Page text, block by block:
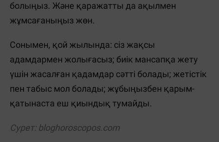
болыңыз. Және қаражатты да ақылмен
жұмсағаныңыз жөн.
Сонымен, қой жылында: сіз жақсы
адамдармен жолығасыз; биік мансапқа жету
үшін жасалған қадамдар сәтті болады; жетістік
пен табыс мол болады; жұбыңызбен қарым-
қатынаста еш қиындық тумайды.
Сурет: bloghoroscopos.com